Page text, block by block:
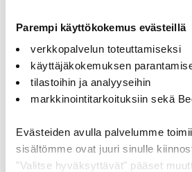
Parempi käyttökokemus evästeillä
verkkopalvelun toteuttamiseksi
käyttäjäkokemuksen
tilastoihin ja analyyseihin
markkinointitarkoituksiin sekä
Evästeiden avulla palvelumme
sisältömme ovat juuri sinulle
"Valitse hyväksyttävät" pääset